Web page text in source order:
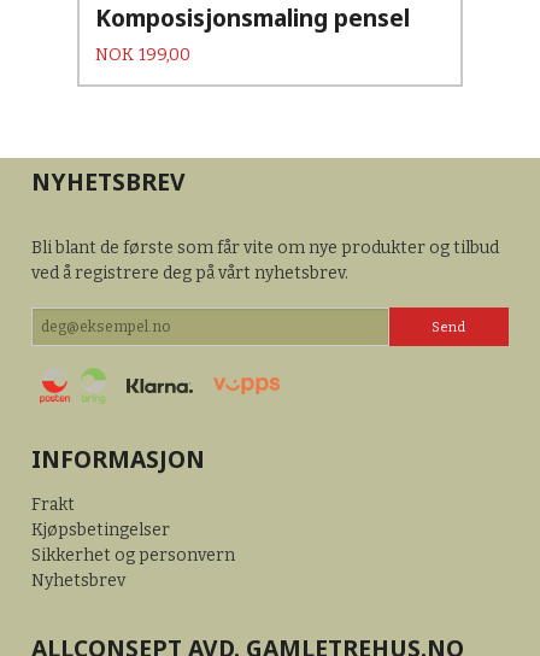
Komposisjonsmaling pensel
Pris
NOK 199,00
NYHETSBREV
Bli blant de første som får vite om nye produkter og tilbud
ved å registrere deg på vårt nyhetsbrev.
INFORMASJON
Frakt
Kjøpsbetingelser
Sikkerhet og personvern
Nyhetsbrev
ALLCONSEPT AVD. GAMLETREHUS.NO